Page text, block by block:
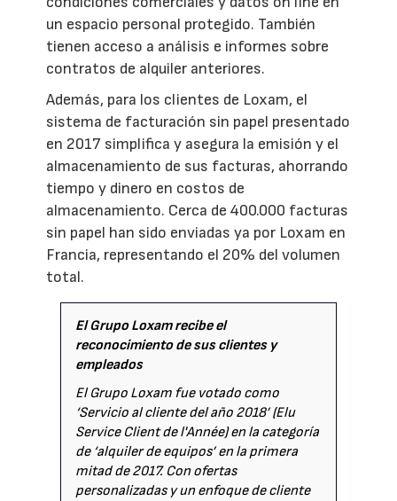
un espacio personal protegido. También
tienen acceso a análisis e informes sobre
contratos de alquiler anteriores.
Además, para los clientes de Loxam, el
sistema de facturación sin papel presentado
en 2017 simplifica y asegura la emisión y el
almacenamiento de sus facturas, ahorrando
tiempo y dinero en costos de
almacenamiento. Cerca de 400.000 facturas
sin papel han sido enviadas ya por Loxam en
Francia, representando el 20% del volumen
total.
El Grupo Loxam recibe el
reconocimiento de sus clientes y
empleados
El Grupo Loxam fue votado como
‘Servicio al cliente del año 2018’ (Elu
Service Client de l'Année) en la categoría
de ‘alquiler de equipos’ en la primera
mitad de 2017. Con ofertas
personalizadas y un enfoque de cliente